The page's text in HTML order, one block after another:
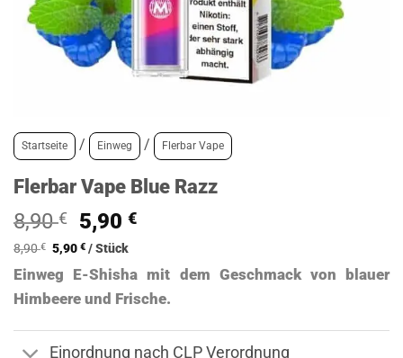
Startseite / Einweg / Flerbar Vape
Flerbar Vape Blue Razz
8,90€
Ursprünglicher
Preis
war:
8,90 €
5,90€Aktueller
ist:
5,90 €.
8,90€ 5,90€ /Stück
Einweg E-Shisha mit dem Geschmack von blauer
Himbeere und Frische.
Einordnung nach CLP Verordnung